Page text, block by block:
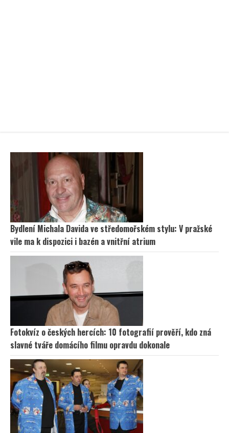
Bydlení Michala Davida ve středomořském stylu: V pražské
vile ma k dispozici i bazén a vnitřní atrium
Fotokvíz o českých hercích: 10 fotografií prověří, kdo zná
slavné tváře domácího filmu opravdu dokonale